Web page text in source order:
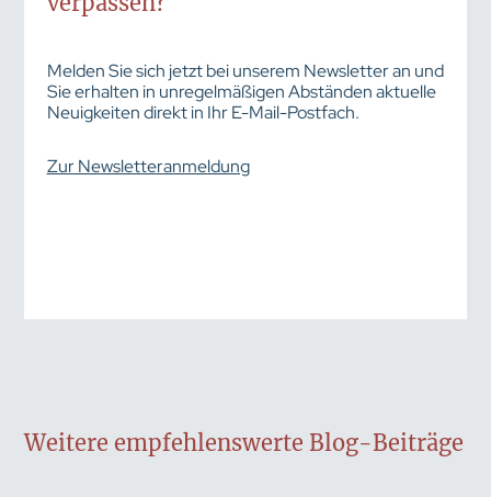
Melden Sie sich jetzt bei unserem Newsletter an und
Sie erhalten in unregelmäßigen Abständen aktuelle
Neuigkeiten direkt in Ihr E-Mail-Postfach.
Zur Newsletteranmeldung
Weitere empfehlenswerte Blog-Beiträge